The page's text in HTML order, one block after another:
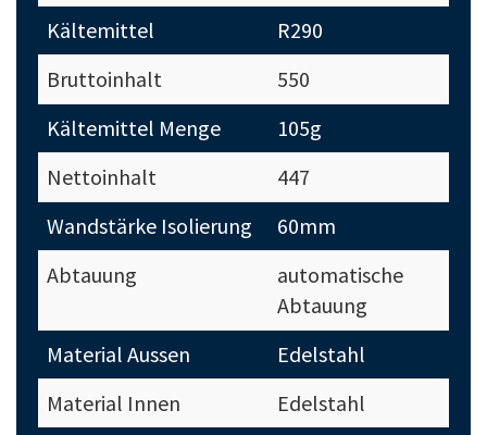
Kältemittel
R290
Bruttoinhalt
550
Kältemittel Menge
105g
Nettoinhalt
447
Wandstärke Isolierung
60mm
Abtauung
automatische
Abtauung
Material Aussen
Edelstahl
Material Innen
Edelstahl